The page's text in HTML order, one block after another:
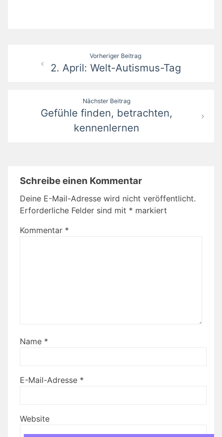
Beitragsnavigation
Vorheriger Beitrag
2. April: Welt-Autismus-Tag
Nächster Beitrag
Gefühle finden, betrachten,
kennenlernen
Schreibe einen Kommentar
Deine E-Mail-Adresse wird nicht veröffentlicht.
Erforderliche Felder sind mit * markiert
Kommentar *
Name *
E-Mail-Adresse *
Website